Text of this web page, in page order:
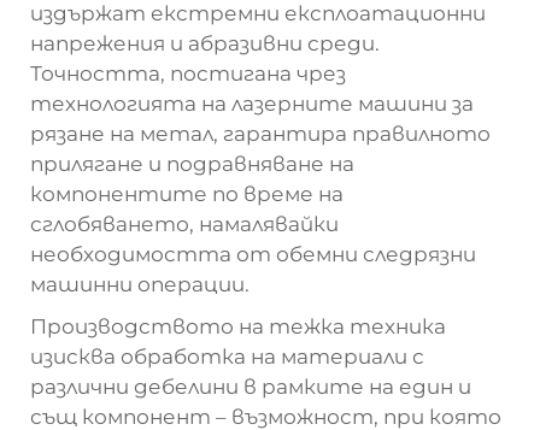
издържат екстремни експлоатационни
напрежения и абразивни среди.
Точността, постигана чрез
технологията на лазерните машини за
рязане на метал, гарантира правилното
прилягане и подравняване на
компонентите по време на
сглобяването, намалявайки
необходимостта от обемни следрязни
машинни операции.
Производството на тежка техника
изисква обработка на материали с
различни дебелини в рамките на един и
същ компонент – възможност, при която